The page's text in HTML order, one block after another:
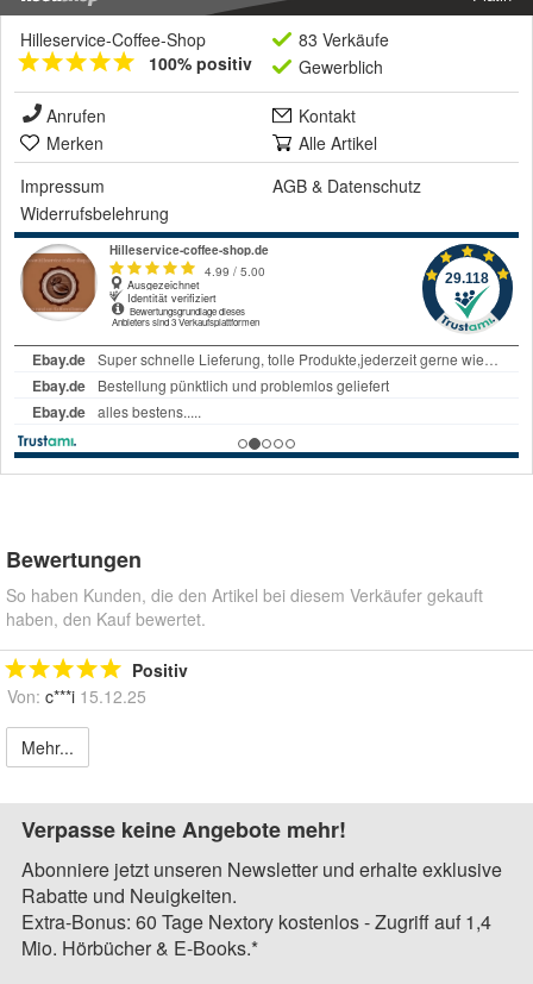
Hilleservice-Coffee-Shop
100% positiv
83 Verkäufe
Gewerblich
Anrufen
Kontakt
Merken
Alle Artikel
Impressum
AGB & Datenschutz
Widerrufsbelehrung
Bewertungen
So haben Kunden, die den Artikel bei diesem Verkäufer gekauft
haben, den Kauf bewertet.
Positiv
Von: c***i 15.12.25
Mehr...
Verpasse keine Angebote mehr!
Abonniere jetzt unseren Newsletter und erhalte exklusive
Rabatte und Neuigkeiten.
Extra-Bonus: 60 Tage Nextory kostenlos - Zugriff auf 1,4
Mio. Hörbücher & E-Books.*